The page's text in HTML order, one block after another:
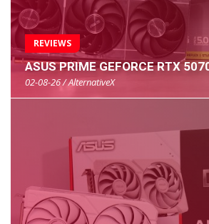
REVIEWS
ASUS PRIME GEFORCE RTX
02-08-26 / AlternativeX